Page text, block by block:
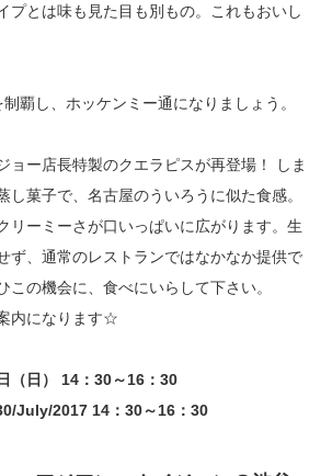
プとは味も見た目も別もの。これもおいし
覇し、ホッケンミー通になりましょう。
ョー店長特製のクエラピスが再登場！ しま
し菓子で、名古屋のういろうに似た食感。
リーミーさが口いっぱいに広がります。生
ず、通常のレストランではなかなか提供で
この機会に、食べにいらして下さい。
内になります☆
（日） 14：30～16：30
July/2017 14：30～16：30